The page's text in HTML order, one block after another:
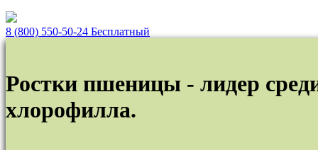
8 (800) 550-50-24 Бесплатный
Ростки пшеницы - лидер
хлорофилла.